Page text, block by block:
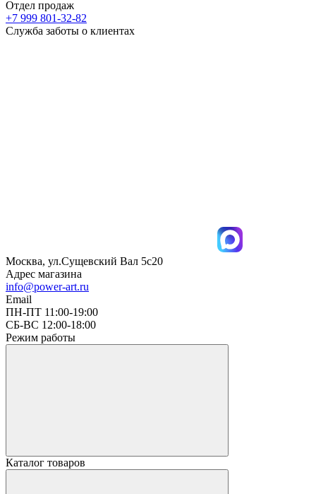
Отдел продаж
+7 999 801-32-82
Служба заботы о клиентах
Москва, ул.Сущевский Вал 5с20
Адрес магазина
info@power-art.ru
Email
ПН-ПТ 11:00-19:00
СБ-ВС 12:00-18:00
Режим работы
Каталог товаров